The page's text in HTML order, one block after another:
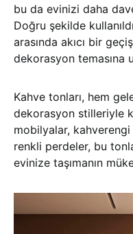
bu da evinizi daha
Doğru şekilde
arasında akıcı bir
dekorasyon temasına
Kahve tonları, hem
dekorasyon stilleriyle
mobilyalar,
renkli perdeler, bu
evinize taşımanın